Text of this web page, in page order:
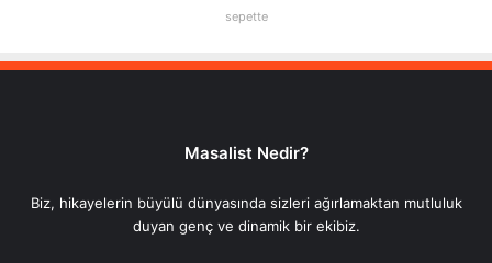
sepette
Masalist Nedir?
Biz, hikayelerin büyülü dünyasında sizleri ağırlamaktan mutluluk
duyan genç ve dinamik bir ekibiz.